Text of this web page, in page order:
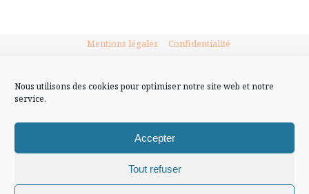
Nous utilisons des cookies pour optimiser notre site web et notre
service.
Accepter
Tout refuser
Mentions légales Confidentialité